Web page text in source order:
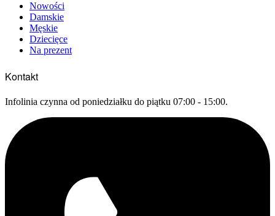
Nowości
Damskie
Męskie
Dziecięce
Na prezent
Kontakt
Infolinia czynna od poniedziałku do piątku 07:00 - 15:00.